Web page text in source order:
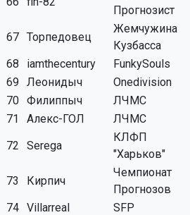
Прогнозист
67 Торпедовец
Жемчужина
Кузбасса
68
iamthecentury FunkySouls
69 Леонидыч Onedivision
70 Филиппыч ЛЧМС
71
Алекс-ГОЛ ЛЧМС
72
Serega
КЛФП
"Харьков"
73 Кирпич
Чемпионат
Прогнозов
74 Villarreal SFP